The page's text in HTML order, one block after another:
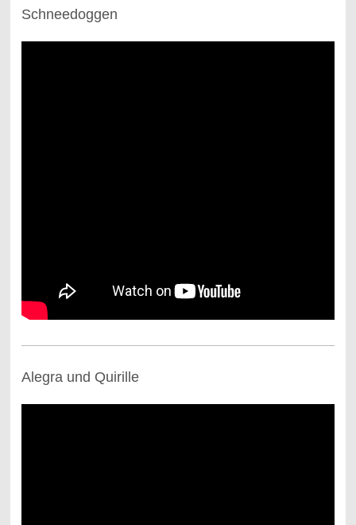
Schneedoggen
Alegra und Quirille